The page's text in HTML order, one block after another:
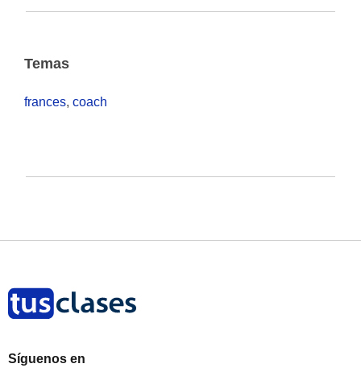
Temas
frances, coach
Síguenos en